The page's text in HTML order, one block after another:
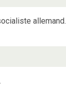
allemand.